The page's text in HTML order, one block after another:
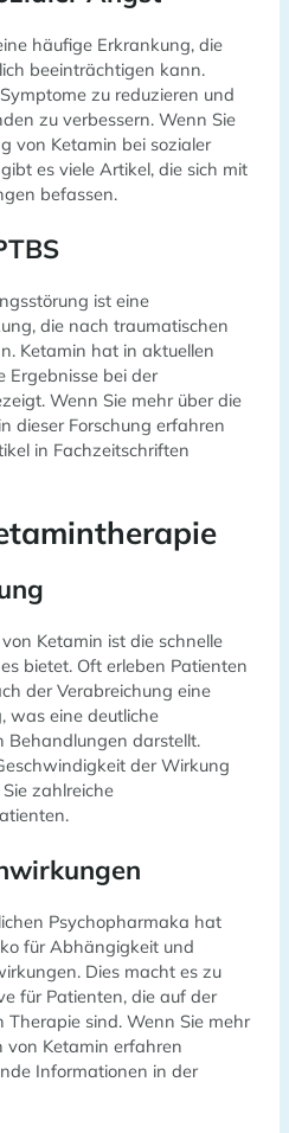
häufige Erkrankung, die
beeinträchtigen kann.
zu reduzieren und
zu verbessern. Wenn Sie
von Ketamin bei sozialer
es viele Artikel, die sich mit
befassen.
ist eine
die nach traumatischen
Ketamin hat in aktuellen
Ergebnisse bei der
Wenn Sie mehr über die
dieser Forschung erfahren
in Fachzeitschriften
Ketamin ist die schnelle
bietet. Oft erleben Patienten
der Verabreichung eine
was eine deutliche
Behandlungen darstellt.
der Wirkung
zahlreiche
Psychopharmaka hat
für Abhängigkeit und
Dies macht es zu
für Patienten, die auf der
Therapie sind. Wenn Sie mehr
von Ketamin erfahren
Informationen in der